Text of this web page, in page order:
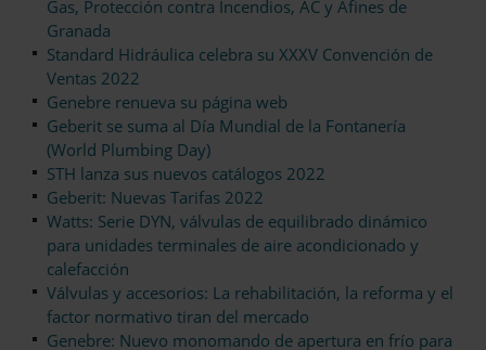
Gas, Protección contra Incendios, AC y Afines de
Granada
Standard Hidráulica celebra su XXXV Convención de
Ventas 2022
Genebre renueva su página web
Geberit se suma al Día Mundial de la Fontanería
(World Plumbing Day)
STH lanza sus nuevos catálogos 2022
Geberit: Nuevas Tarifas 2022
Watts: Serie DYN, válvulas de equilibrado dinámico
para unidades terminales de aire acondicionado y
calefacción
Válvulas y accesorios: La rehabilitación, la reforma y el
factor normativo tiran del mercado
Genebre: Nuevo monomando de apertura en frío para